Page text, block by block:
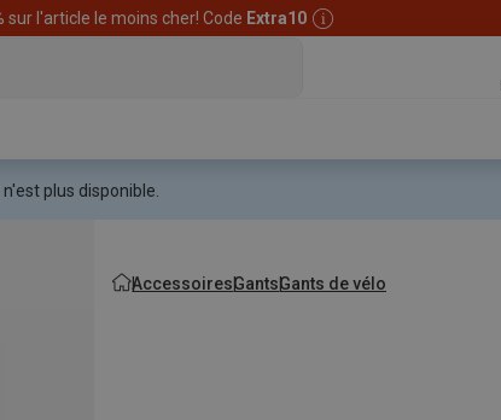
sur l'article le moins cher! Code Extra10
plus disponible.
AccessoiresGantsGants de vélo